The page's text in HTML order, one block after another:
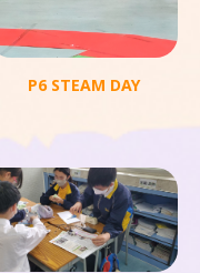
P6 STEAM DAY